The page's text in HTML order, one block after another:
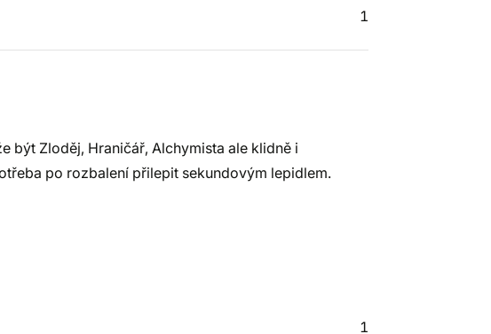
1
být Zloděj, Hraničář, Alchymista ale klidně i
po rozbalení přilepit sekundovým lepidlem.
1